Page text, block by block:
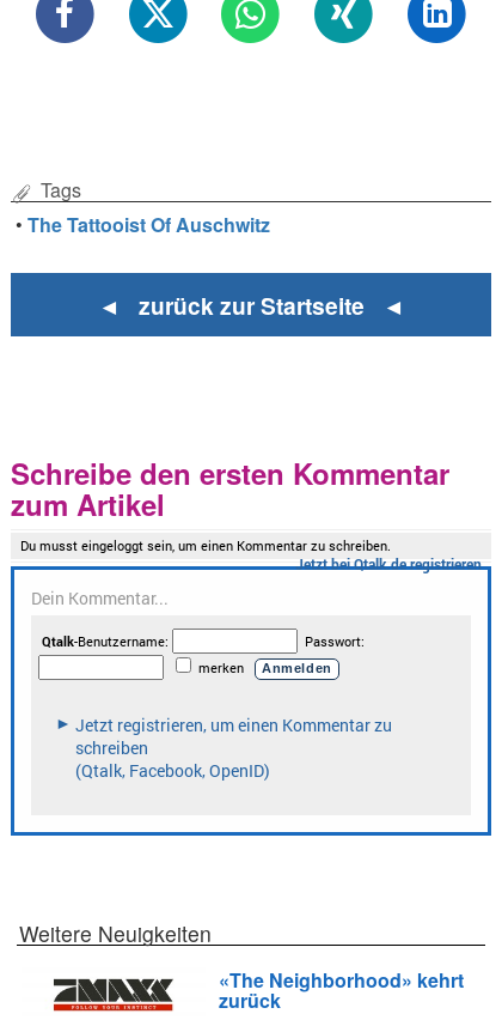
Tags
•The Tattooist Of Auschwitz
◄ zurück zur Startseite ◄
Schreibe den ersten Kommentar
zum Artikel
Weitere Neuigkeiten
«The Neighborhood» kehrt
zurück